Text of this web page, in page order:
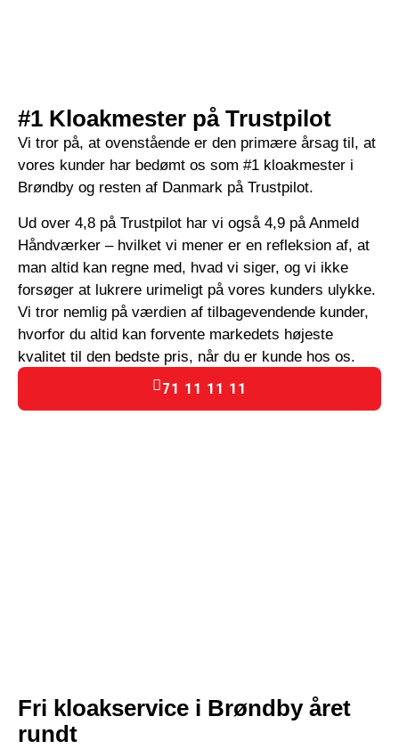
#1 Kloakmester på Trustpilot
Vi tror på, at ovenstående er den primære årsag til, at
vores kunder har bedømt os som #1 kloakmester i
Brøndby og resten af Danmark på Trustpilot.
Ud over 4,8 på Trustpilot har vi også 4,9 på Anmeld
Håndværker – hvilket vi mener er en refleksion af, at
man altid kan regne med, hvad vi siger, og vi ikke
forsøger at lukrere urimeligt på vores kunders ulykke.
Vi tror nemlig på værdien af tilbagevendende kunder,
hvorfor du altid kan forvente markedets højeste
kvalitet til den bedste pris, når du er kunde hos os.
71 11 11 11
Fri kloakservice i Brøndby året
rundt